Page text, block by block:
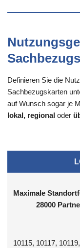
Definieren Sie die
Sachbezugskarten
auf Wunsch sogar je
lokal, regional oder
Maximale
28000
10115, 10117,